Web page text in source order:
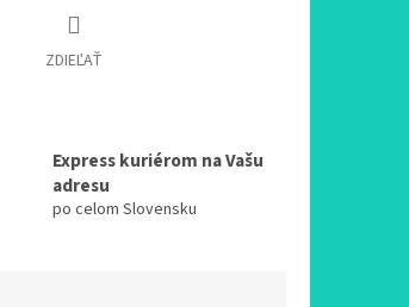
ZDIEĽAŤ
Express kuriérom na Vašu
adresu
po celom Slovensku